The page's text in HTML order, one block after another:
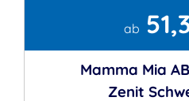
ab
Mamma Mia
Zenit